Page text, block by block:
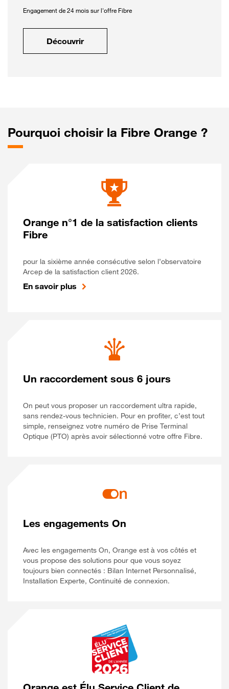
Engagement de 24 mois sur l'offre Fibre
Découvrir
Pourquoi choisir la Fibre Orange ?
Orange n°1 de la satisfaction clients
Fibre
pour la sixième année consécutive selon l’observatoire
Arcep de la satisfaction client 2026.
En savoir plus
Un raccordement sous 6 jours
On peut vous proposer un raccordement ultra rapide,
sans rendez-vous technicien. Pour en profiter, c’est tout
simple, renseignez votre numéro de Prise Terminal
Optique (PTO) après avoir sélectionné votre offre Fibre.
Les engagements On
Avec les engagements On, Orange est à vos côtés et
vous propose des solutions pour que vous soyez
toujours bien connectés : Bilan Internet Personnalisé,
Installation Experte, Continuité de connexion.